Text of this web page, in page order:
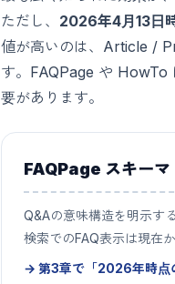
ただし、 2026年4月13日
値が高いのは、Article /
す。FAQPage や HowTo
要があります。
FAQPage スキーマ
Q&Aの意味構造を明示す
検索でのFAQ表示は現在
→ 第3章で「2026年時点